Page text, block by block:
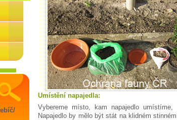
Umístění napajedla:
Vybereme místo, kam napajedlo
Napajedlo by mělo být stát na klidném